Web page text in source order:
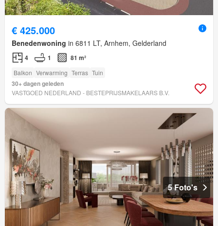
€ 425.000
Benedenwoning in 6811 LT, Arnhem, Gelderland
4 1 81 m²
Balkon Verwarming Terras Tuin
30+ dagen geleden
VASTGOED NEDERLAND - BESTEPRIJSMAKELAARS B.V.
5 Foto's